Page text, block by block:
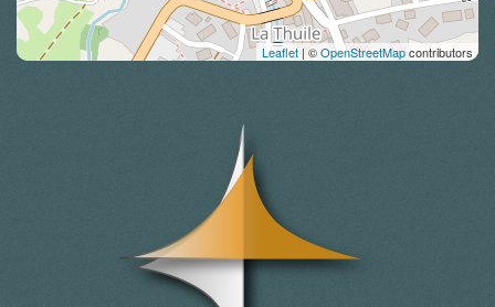
Leaflet| ©OpenStreetMapcontributors